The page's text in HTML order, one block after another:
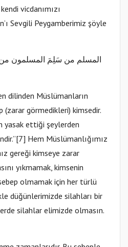
vicdanımızı
Sevgili Peygamberimiz şöyle
المسلم من سَلِمَ المسلمون من
dilinden Müslümanların
görmedikleri) kimsedir.
yasak ettiği şeylerden
Hem Müslümanlığımız
gereği kimseye zarar
yıkmamak, kimsenin
olmamak için her türlü
düğünlerimizde silahları bir
silahlar elimizde olmasın.